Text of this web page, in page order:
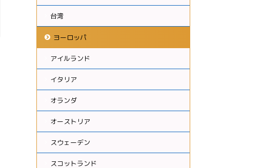
台湾
ヨーロッパ
アイルランド
イタリア
オランダ
オーストリア
スウェーデン
スコットランド